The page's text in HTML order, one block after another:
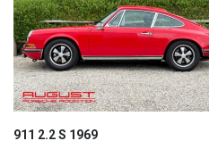
911 2.2 S 1969